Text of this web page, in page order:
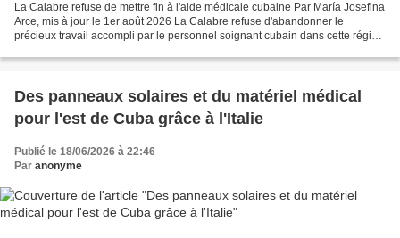
La Calabre refuse de mettre fin à l'aide médicale cubaine Par María Josefina
Arce, mis à jour le 1er août 2026 La Calabre refuse d'abandonner le
précieux travail accompli par le personnel soignant cubain dans cette région
Des panneaux solaires et du matériel médical
pour l'est de Cuba grâce à l'Italie
Publié le 18/06/2026 à 22:46
Par anonyme